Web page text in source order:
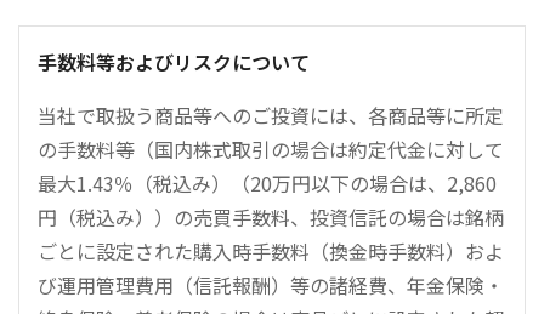
手数料等およびリスクについて
当社で取扱う商品等へのご投資には、各商品等に所定
の手数料等（国内株式取引の場合は約定代金に対して
最大1.43％（税込み）（20万円以下の場合は、2,860
円（税込み））の売買手数料、投資信託の場合は銘柄
ごとに設定された購入時手数料（換金時手数料）およ
び運用管理費用（信託報酬）等の諸経費、年金保険・